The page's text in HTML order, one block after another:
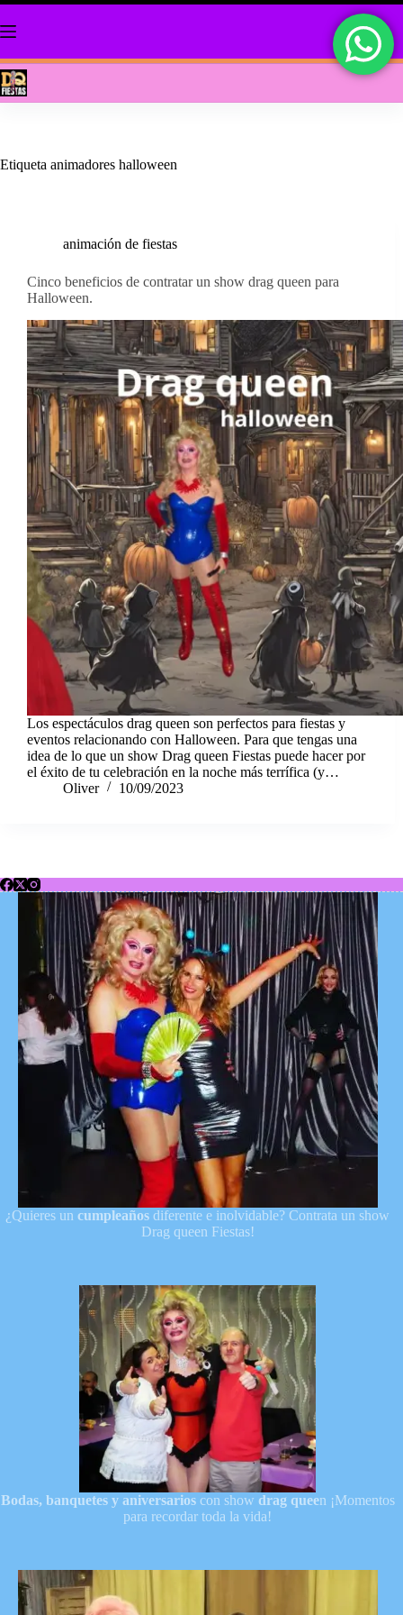
Saltar
al
contenido
Etiqueta animadores halloween
animación de fiestas
Cinco beneficios de contratar un show drag queen para
Halloween.
Los espectáculos drag queen son perfectos para fiestas y
eventos relacionando con Halloween. Para que tengas una
idea de lo que un show Drag queen Fiestas puede hacer por
el éxito de tu celebración en la noche más terrífica (y…
Oliver
10/09/2023
¿Quieres uncumpleañosdiferente e inolvidable? Contrata un show
Drag queen Fiestas!
Bodas, banquetes y aniversarioscon show drag queen ¡Momentos
para recordar toda la vida!